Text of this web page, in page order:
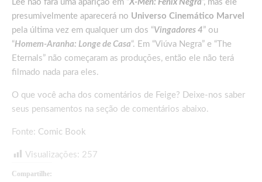
Lee não fará uma aparição em “X-Men: Fênix Negra“, mas ele
presumivelmente aparecerá no Universo Cinemático Marvel
pela última vez em qualquer um dos “Vingadores 4” ou
“Homem-Aranha: Longe de Casa“. Em “Viúva Negra” e “The
Eternals” não começaram as produções, então ele não terá
filmado nada para eles.
O que você acha dos comentários de Feige? Deixe-nos saber
seus pensamentos na seção de comentários abaixo.
Fonte: Comic Book
Visualizações: 257
Compartilhe: